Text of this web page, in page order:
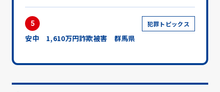
5 犯罪トピックス
安中 1,610万円詐欺被害 群馬県